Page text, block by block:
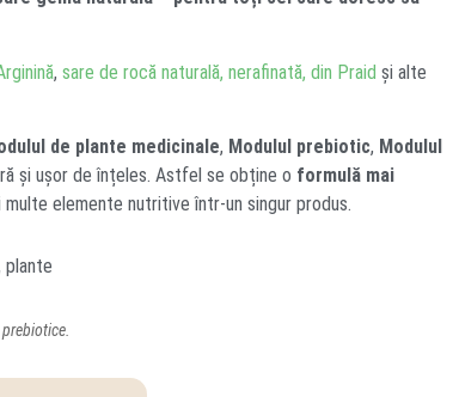
, sare de rocă naturală, nerafinată, din Praid și alte
de plante medicinale, Modulul prebiotic, Modulul
și ușor de înțeles. Astfel se obține o formulă mai
elemente nutritive într-un singur produs.